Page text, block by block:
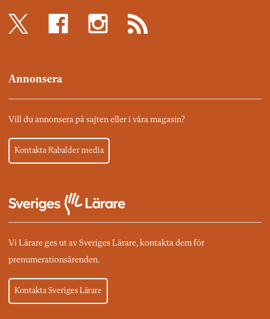
Annonsera
Vill du annonsera på sajten eller i våra magasin?
Kontakta Rabalder media
Vi Lärare ges ut av Sveriges Lärare, kontakta dem för
prenumerationsärenden.
Kontakta Sveriges Lärare